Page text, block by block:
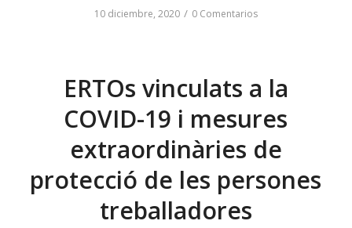
10 diciembre, 2020 / 0 Comentarios
ERTOs vinculats a la
COVID-19 i mesures
extraordinàries de
protecció de les persones
treballadores